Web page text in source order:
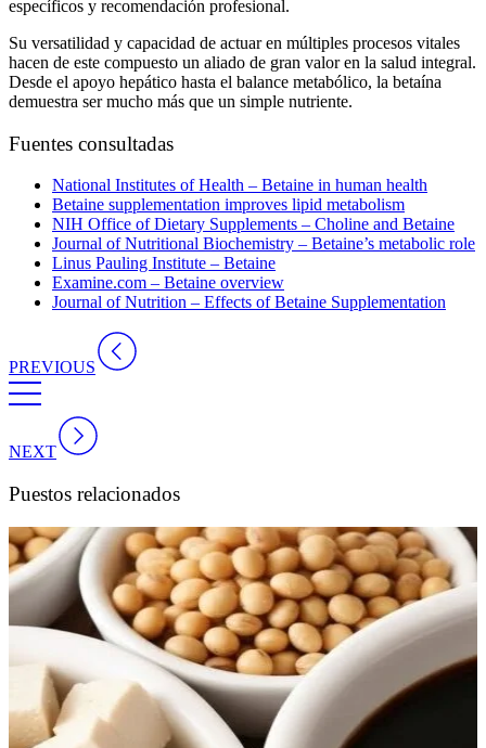
específicos y recomendación profesional.
Su versatilidad y capacidad de actuar en múltiples procesos vitales
hacen de este compuesto un aliado de gran valor en la salud integral.
Desde el apoyo hepático hasta el balance metabólico, la betaína
demuestra ser mucho más que un simple nutriente.
Fuentes consultadas
National Institutes of Health – Betaine in human health
Betaine supplementation improves lipid metabolism
NIH Office of Dietary Supplements – Choline and Betaine
Journal of Nutritional Biochemistry – Betaine’s metabolic role
Linus Pauling Institute – Betaine
Examine.com – Betaine overview
Journal of Nutrition – Effects of Betaine Supplementation
PREVIOUS
NEXT
Puestos relacionados